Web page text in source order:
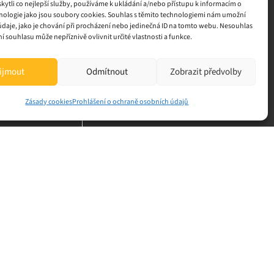
co nejlepší služby, používáme k ukládání a/nebo přístupu k informacím o
jako jsou soubory cookies. Souhlas s těmito technologiemi nám umožní
jako je chování při procházení nebo jedinečná ID na tomto webu. Nesouhlas
souhlasu může nepříznivě ovlivnit určité vlastnosti a funkce.
Odmítnout Zobrazit předvolby
Zásady cookiesProhlášení o ochraně osobních údajů
446 334
Zásady cookies
GDPR